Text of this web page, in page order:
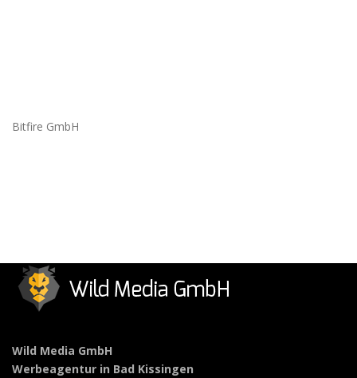
Bitfire GmbH
Wild Media GmbH
Werbeagentur in Bad Kissingen